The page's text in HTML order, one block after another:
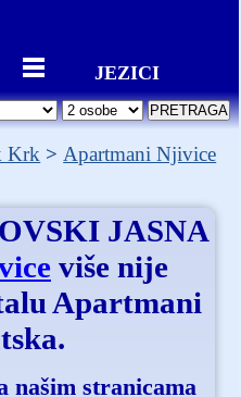
JEZICI
Krk
Apartmani Njivice
JASNA
više nije
Apartmani
našim stranicama